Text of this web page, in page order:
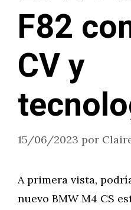
F82
CV y
15/06/2023 por
A primera vista,
nuevo BMW M4 CS